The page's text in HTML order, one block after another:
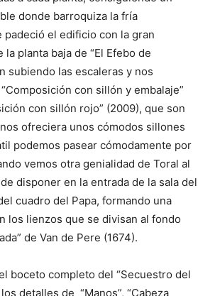
donde barroquiza la fría
padeció el edificio con la gran
la planta baja de “El Efebo de
subiendo las escaleras y nos
con sillón y embalaje”
con sillón rojo” (2009), que son
ofreciera unos cómodos sillones
podemos pasear cómodamente por
vemos otra genialidad de Toral al
disponer en la entrada de la sala del
cuadro del Papa, formando una
los lienzos que se divisan al fondo
de Van de Pere (1674).
boceto completo del “Secuestro del
detalles de “Manos”, “Cabeza